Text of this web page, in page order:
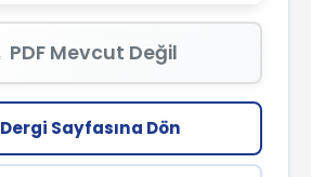
PDF Mevcut Değil
Dergi Sayfasına Dön